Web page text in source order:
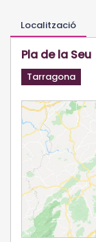
Localització
Pla de la Seu
Tarragona